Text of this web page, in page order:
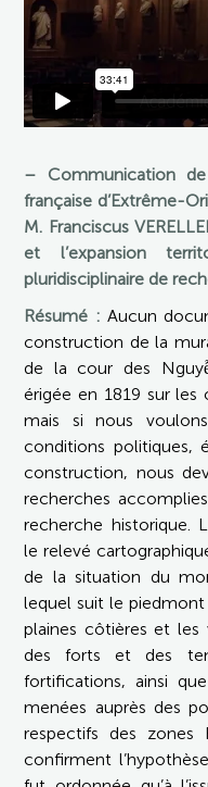
– Communication
française d’Extrême-
M. Franciscus
et l’expansion
pluridisciplinaire de
Résumé :Aucun
construction de la
de la cour des
érigée en 1819 sur les
mais si nous
conditions politiques,
construction, nous
recherches
recherche historique.
le relevé
de la situation du
lequel suit le
plaines côtières et les
des forts et des
fortifications, ainsi
menées auprès des
respectifs des
confirment